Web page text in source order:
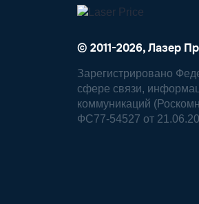
© 2011-2026, Лазер
Зарегистрировано
сфере связи,
коммуникаций
ФС77-54527 от